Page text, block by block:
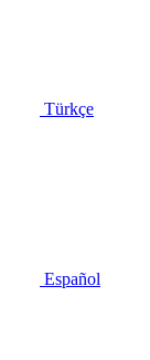
Türkçe
Español